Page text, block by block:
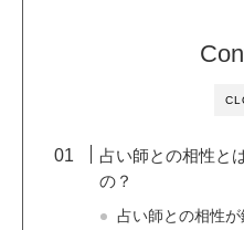
占い師との相性と
の？
占い師との相性